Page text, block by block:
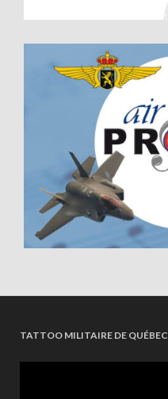
TATTOO MILITAIRE DE QUÉBEC